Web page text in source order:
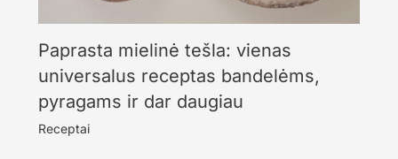
Paprasta mielinė tešla: vienas
universalus receptas bandelėms,
pyragams ir dar daugiau
Receptai